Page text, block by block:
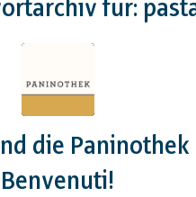
für:
die
Benvenuti!